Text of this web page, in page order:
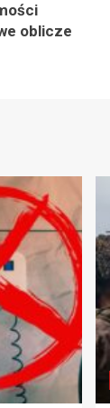
oblicze